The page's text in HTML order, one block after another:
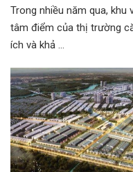
Trong nhiều năm qua, khu
tâm điểm của thị trường
ích và khả …